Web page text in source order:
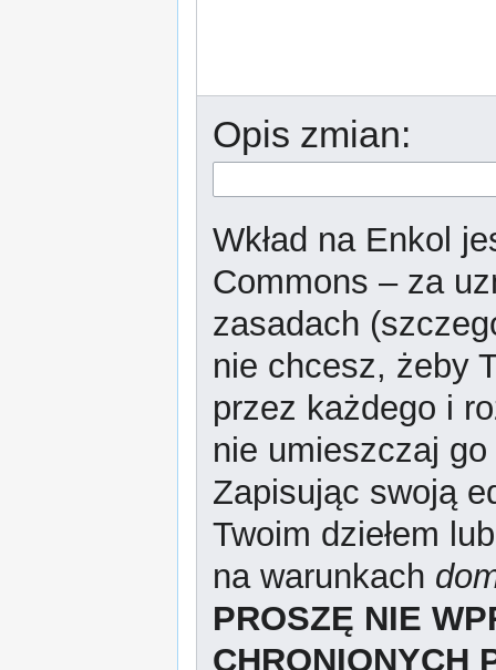
Opis zmian:
Wkład na Enkol
Commons – za
zasadach
nie chcesz, żeby
przez każdego i
nie umieszczaj
Zapisując swoją
Twoim dziełem
na warunkach
PROSZĘ NIE
CHRONIONYCH